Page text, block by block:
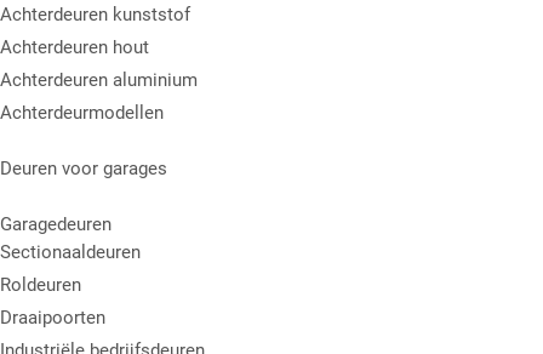
Achterdeuren kunststof
Achterdeuren hout
Achterdeuren aluminium
Achterdeurmodellen
Deuren voor garages
Garagedeuren
Sectionaaldeuren
Roldeuren
Draaipoorten